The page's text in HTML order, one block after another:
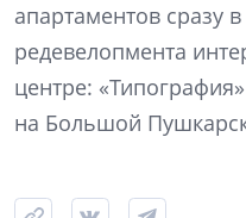
апартаментов сразу
редевелопмента
центре:
на Большой